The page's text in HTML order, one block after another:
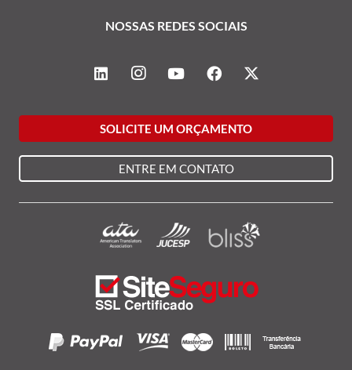
NOSSAS REDES SOCIAIS
SOLICITE UM ORÇAMENTO
ENTRE EM CONTATO